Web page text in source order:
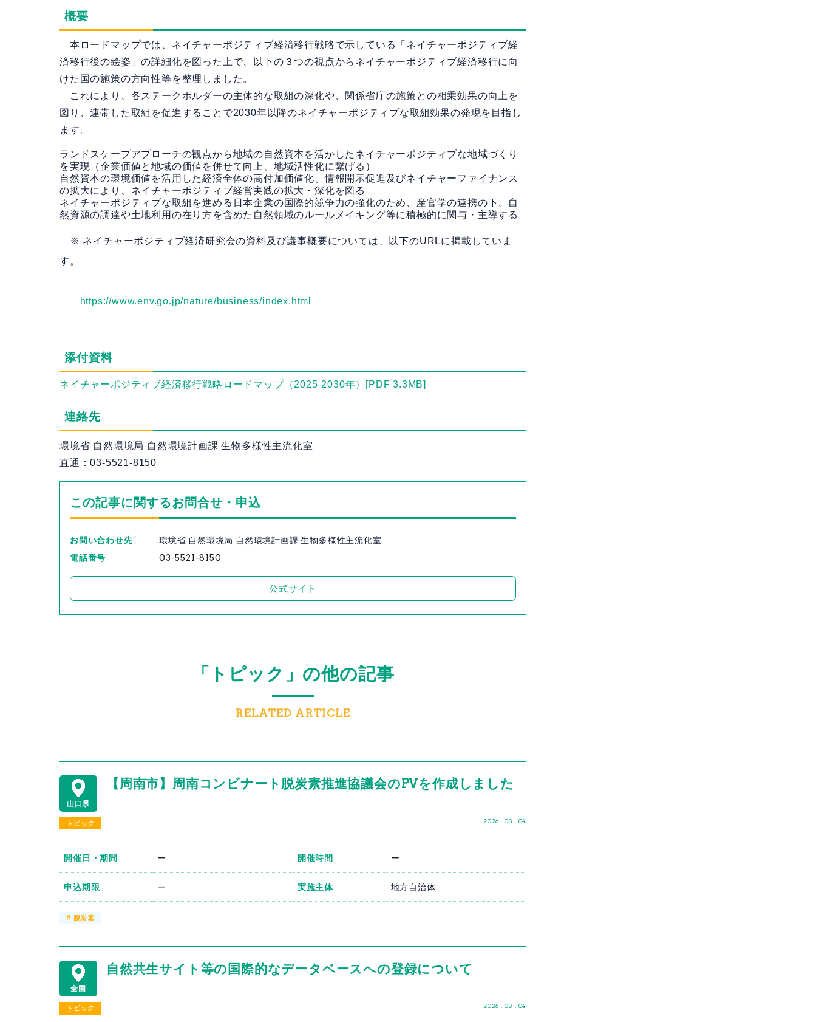
概要
本ロードマップでは、ネイチャーポジティブ経済移行戦略で示している「ネイチャーポジティブ経
済移行後の絵姿」の詳細化を図った上で、以下の３つの視点からネイチャーポジティブ経済移行に向
けた国の施策の方向性等を整理しました。
これにより、各ステークホルダーの主体的な取組の深化や、関係省庁の施策との相乗効果の向上を
図り、連帯した取組を促進することで2030年以降のネイチャーポジティブな取組効果の発現を目指し
ます。
ランドスケープアプローチの観点から地域の自然資本を活かしたネイチャーポジティブな地域づくり
を実現（企業価値と地域の価値を併せて向上、地域活性化に繋げる）
自然資本の環境価値を活用した経済全体の高付加価値化、情報開示促進及びネイチャーファイナンス
の拡大により、ネイチャーポジティブ経営実践の拡大・深化を図る
ネイチャーポジティブな取組を進める日本企業の国際的競争力の強化のため、産官学の連携の下、自
然資源の調達や土地利用の在り方を含めた自然領域のルールメイキング等に積極的に関与・主導する
※ ネイチャーポジティブ経済研究会の資料及び議事概要については、以下のURLに掲載していま
す。
https://www.env.go.jp/nature/business/index.html
添付資料
ネイチャーポジティブ経済移行戦略ロードマップ（2025-2030年）[PDF 3.3MB]
連絡先
環境省 自然環境局 自然環境計画課 生物多様性主流化室
直通：03-5521-8150
この記事に関するお問合せ・申込
お問い合わせ先
環境省 自然環境局 自然環境計画課 生物多様性主流化室
電話番号
03-5521-8150
公式サイト
「トピック」の他の記事
RELATED ARTICLE
山口県
【周南市】周南コンビナート脱炭素推進協議会のPVを作成しました
トピック 2026 . 08 . 04
開催日・期間 ー 開催時間 ー
申込期限 ー 実施主体 地方自治体
# 脱炭素
全国
自然共生サイト等の国際的なデータベースへの登録について
トピック 2026 . 08 . 04